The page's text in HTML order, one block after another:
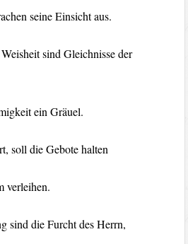
seine Einsicht aus.
sind Gleichnisse der
ein Gräuel.
soll die Gebote halten
verleihen.
sind die Furcht des Herrn,